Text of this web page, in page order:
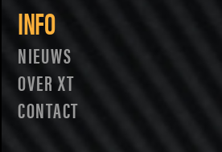
INFO
NIEUWS
OVER XT
CONTACT